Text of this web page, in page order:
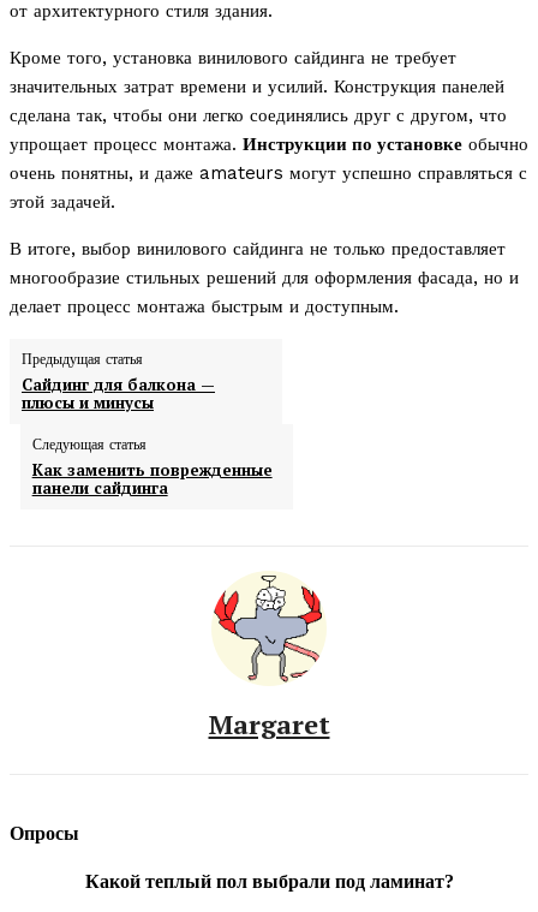
от архитектурного стиля здания.
Кроме того, установка винилового сайдинга не требует
значительных затрат времени и усилий. Конструкция панелей
сделана так, чтобы они легко соединялись друг с другом, что
упрощает процесс монтажа. Инструкции по установке обычно
очень понятны, и даже amateurs могут успешно справляться с
этой задачей.
В итоге, выбор винилового сайдинга не только предоставляет
многообразие стильных решений для оформления фасада, но и
делает процесс монтажа быстрым и доступным.
Предыдущая статья
Сайдинг для балкона —
плюсы и минусы
Следующая статья
Как заменить поврежденные
панели сайдинга
Margaret
Опросы
Какой теплый пол выбрали под ламинат?